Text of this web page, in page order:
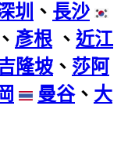
圳 、 長沙
、 彥根 、 近江
隆坡 、 莎阿
曼谷、 大